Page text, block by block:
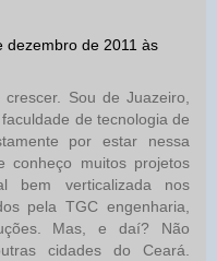
dezembro de 2011 às
Sou de Juazeiro,
de tecnologia de
por estar nessa
conheço muitos projetos
bem verticalizada nos
pela TGC engenharia,
Mas, e daí? Não
cidades do Ceará.